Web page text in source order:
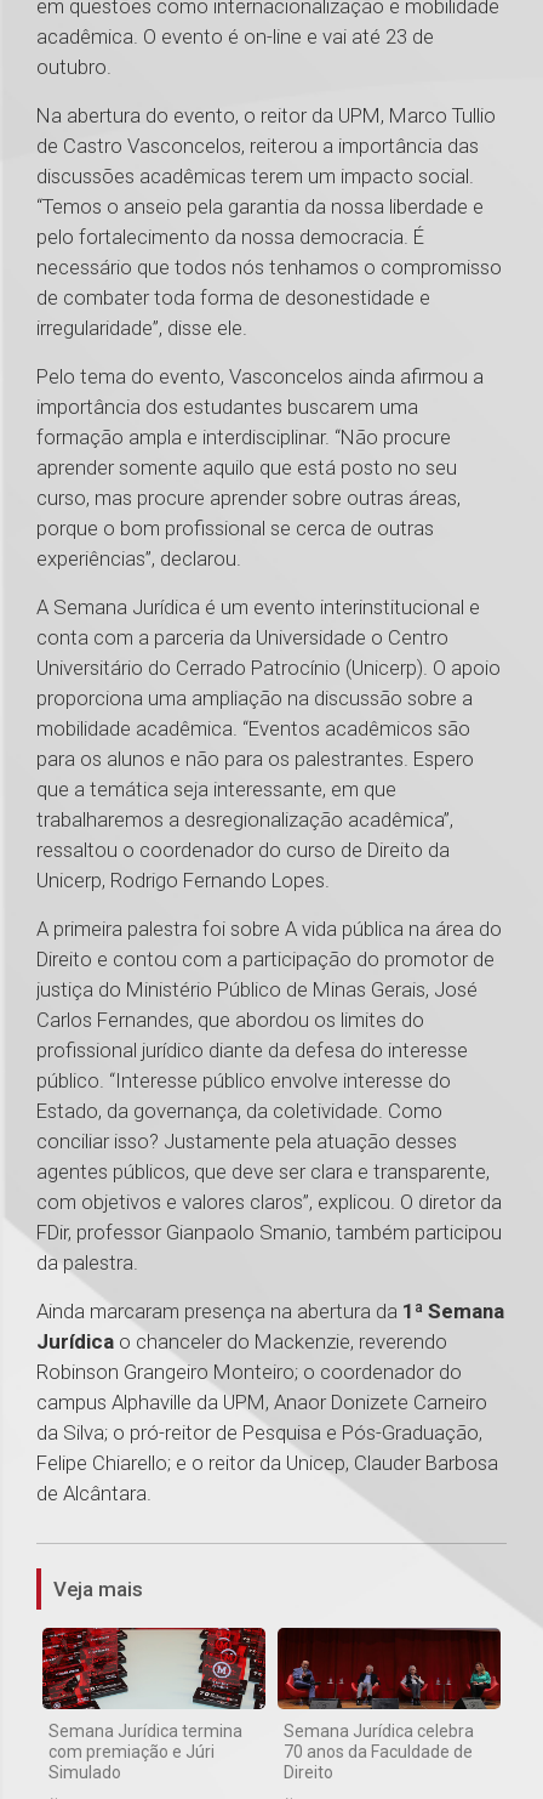
em questões como internacionalização e mobilidade
acadêmica. O evento é on-line e vai até 23 de
outubro.
Na abertura do evento, o reitor da UPM, Marco Tullio
de Castro Vasconcelos, reiterou a importância das
discussões acadêmicas terem um impacto social.
“Temos o anseio pela garantia da nossa liberdade e
pelo fortalecimento da nossa democracia. É
necessário que todos nós tenhamos o compromisso
de combater toda forma de desonestidade e
irregularidade”, disse ele.
Pelo tema do evento, Vasconcelos ainda afirmou a
importância dos estudantes buscarem uma
formação ampla e interdisciplinar. “Não procure
aprender somente aquilo que está posto no seu
curso, mas procure aprender sobre outras áreas,
porque o bom profissional se cerca de outras
experiências”, declarou.
A Semana Jurídica é um evento interinstitucional e
conta com a parceria da Universidade o Centro
Universitário do Cerrado Patrocínio (Unicerp). O apoio
proporciona uma ampliação na discussão sobre a
mobilidade acadêmica. “Eventos acadêmicos são
para os alunos e não para os palestrantes. Espero
que a temática seja interessante, em que
trabalharemos a desregionalização acadêmica”,
ressaltou o coordenador do curso de Direito da
Unicerp, Rodrigo Fernando Lopes.
A primeira palestra foi sobre A vida pública na área do
Direito e contou com a participação do promotor de
justiça do Ministério Público de Minas Gerais, José
Carlos Fernandes, que abordou os limites do
profissional jurídico diante da defesa do interesse
público. “Interesse público envolve interesse do
Estado, da governança, da coletividade. Como
conciliar isso? Justamente pela atuação desses
agentes públicos, que deve ser clara e transparente,
com objetivos e valores claros”, explicou. O diretor da
FDir, professor Gianpaolo Smanio, também participou
da palestra.
Ainda marcaram presença na abertura da 1ª Semana
Jurídica o chanceler do Mackenzie, reverendo
Robinson Grangeiro Monteiro; o coordenador do
campus Alphaville da UPM, Anaor Donizete Carneiro
da Silva; o pró-reitor de Pesquisa e Pós-Graduação,
Felipe Chiarello; e o reitor da Unicep, Clauder Barbosa
de Alcântara.
Veja mais
Semana Jurídica termina
com premiação e Júri
Simulado
Semana Jurídica celebra
70 anos da Faculdade de
Direito